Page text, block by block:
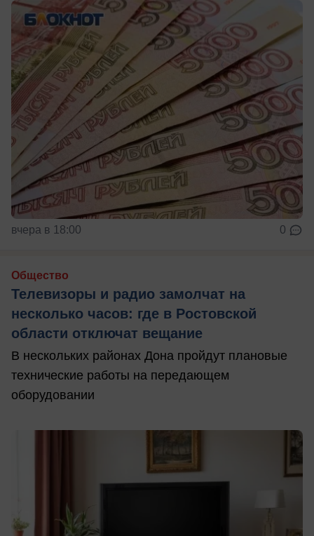
вчера в 18:00 0
Общество
Телевизоры и радио замолчат на
несколько часов: где в Ростовской
области отключат вещание
В нескольких районах Дона пройдут плановые
технические работы на передающем
оборудовании